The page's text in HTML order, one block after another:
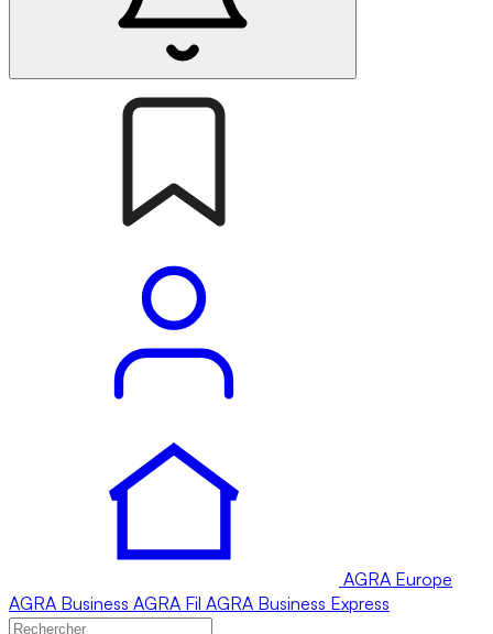
AGRA Europe
AGRA Business AGRA Fil AGRA Business Express